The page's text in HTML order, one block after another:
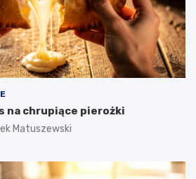
na chrupiące pierożki
Matuszewski